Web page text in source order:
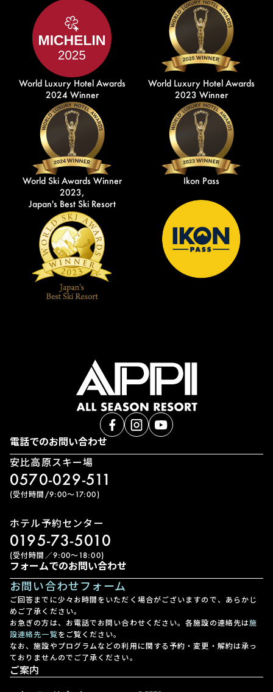
World Luxury Hotel Awards
2024 Winner
World Luxury Hotel Awards
2023 Winner
World Ski Awards Winner
2023,
Japan's Best Ski Resort
Ikon Pass
電話でのお問い合わせ
安比高原スキー場
0570-029-511
(受付時間/9:00〜17:00)
ホテル予約センター
0195-73-5010
(受付時間／9:00〜18:00)
フォームでのお問い合わせ
お問い合わせフォーム
ご回答までに少々お時間をいただく場合がございますので、あらかじ
めご了承ください。
お急ぎの方は、お電話でお問い合わせください。各施設の連絡先は施
設連絡先一覧をご覧ください。
なお、施設やプログラムなどの利用に関する予約・変更・解約は承っ
ておりませんのでご了承ください。
ご案内